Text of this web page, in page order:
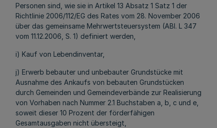
Personen sind, wie sie in Artikel 13 Absatz 1 Satz 1 der
Richtlinie 2006/112/EG des Rates vom 28. November 2006
über das gemeinsame Mehrwertsteuersystem (ABl. L 347
vom 11.12.2006, S. 1) definiert werden,
i) Kauf von Lebendinventar,
j) Erwerb bebauter und unbebauter Grundstücke mit
Ausnahme des Ankaufs von bebauten Grundstücken
durch Gemeinden und Gemeindeverbände zur Realisierung
von Vorhaben nach Nummer 2.1 Buchstaben a, b, c und e,
soweit dieser 10 Prozent der förderfähigen
Gesamtausgaben nicht übersteigt,